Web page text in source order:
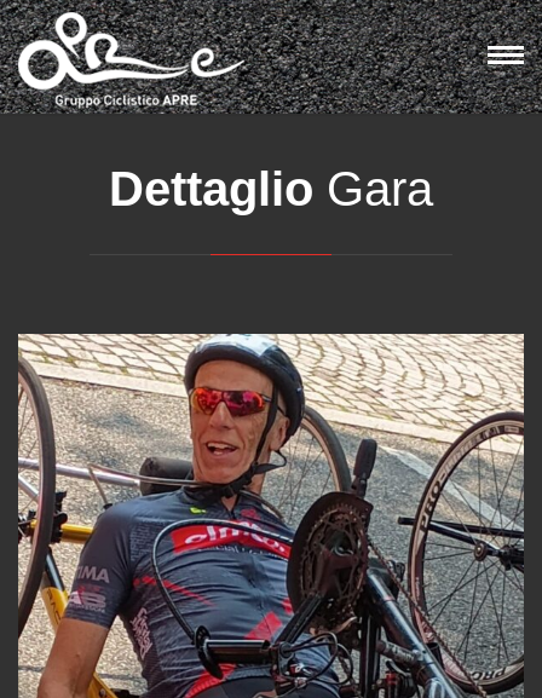
Eventi UEC Road Para-Cycling European Championships
Dettaglio Gara